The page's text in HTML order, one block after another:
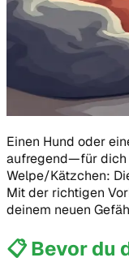
Einen Hund oder
aufregend—für dich
Welpe/Kätzchen:
Mit der richtigen
deinem neuen
📋Bevor du